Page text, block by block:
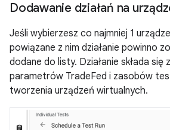
Dodawanie działań na
Jeśli wybierzesz co najmniej 1
powiązane z nim działanie powinno
dodane do listy. Działanie składa się
parametrów TradeFed i zasobów
tworzenia urządzeń wirtualnych.